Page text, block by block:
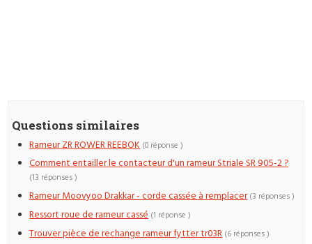
Questions similaires
Rameur ZR ROWER REEBOK (0 réponse )
Comment entailler le contacteur d'un rameur Striale SR 905-2 ?
(13 réponses )
Rameur Moovyoo Drakkar - corde cassée à remplacer (3 réponses )
Ressort roue de rameur cassé (1 réponse )
Trouver pièce de rechange rameur fytter tr03R (6 réponses )